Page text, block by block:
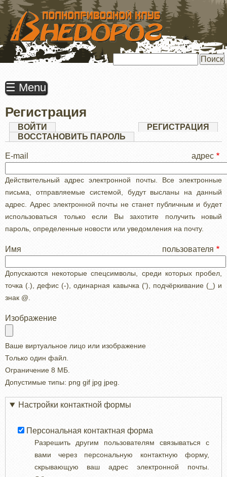
ПЕРЕЙТИ
ОСНОВНОМУ
СОДЕРЖАНИЮ
☰ Menu
Регистрация
Главные
вкладки
ВОЙТИ РЕГИСТРАЦИЯ
ВОССТАНОВИТЬ ПАРОЛЬ
E-mail адрес
Действительный адрес электронной почты. Все электронные
письма, отправляемые системой, будут высланы на данный
адрес. Адрес электронной почты не станет публичным и будет
использоваться только если Вы захотите получить новый
пароль, определенные новости или уведомления на почту.
Имя пользователя
Допускаются некоторые спецсимволы, среди которых пробел,
точка (.), дефис (-), одинарная кавычка ('), подчёркивание (_) и
знак @.
Изображение
Ваше виртуальное лицо или изображение
Только один файл.
Ограничение 8 МБ.
Допустимые типы: png gif jpg jpeg.
Настройки контактной формы
Персональная контактная форма
Разрешить другим пользователям связываться с
вами через персональную контактную форму,
скрывающую ваш адрес электронной почты.